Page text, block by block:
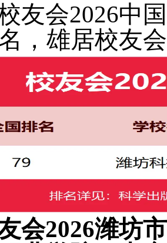
友会2026中
，雄居校友
会2026潍坊